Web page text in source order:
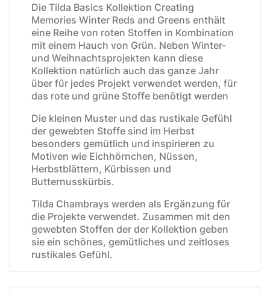
Die Tilda Basics Kollektion Creating
Memories Winter Reds and Greens enthält
eine Reihe von roten Stoffen in Kombination
mit einem Hauch von Grün. Neben Winter-
und Weihnachtsprojekten kann diese
Kollektion natürlich auch das ganze Jahr
über für jedes Projekt verwendet werden, für
das rote und grüne Stoffe benötigt werden
Die kleinen Muster und das rustikale Gefühl
der gewebten Stoffe sind im Herbst
besonders gemütlich und inspirieren zu
Motiven wie Eichhörnchen, Nüssen,
Herbstblättern, Kürbissen und
Butternusskürbis.
Tilda Chambrays werden als Ergänzung für
die Projekte verwendet. Zusammen mit den
gewebten Stoffen der der Kollektion geben
sie ein schönes, gemütliches und zeitloses
rustikales Gefühl.